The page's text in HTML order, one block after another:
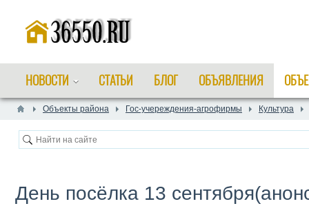
НОВОСТИ СТАТЬИ БЛОГ ОБЪЯВЛЕНИЯ
Объекты района Гос-учереждения-агрофирмы Культура
День посёлка 13